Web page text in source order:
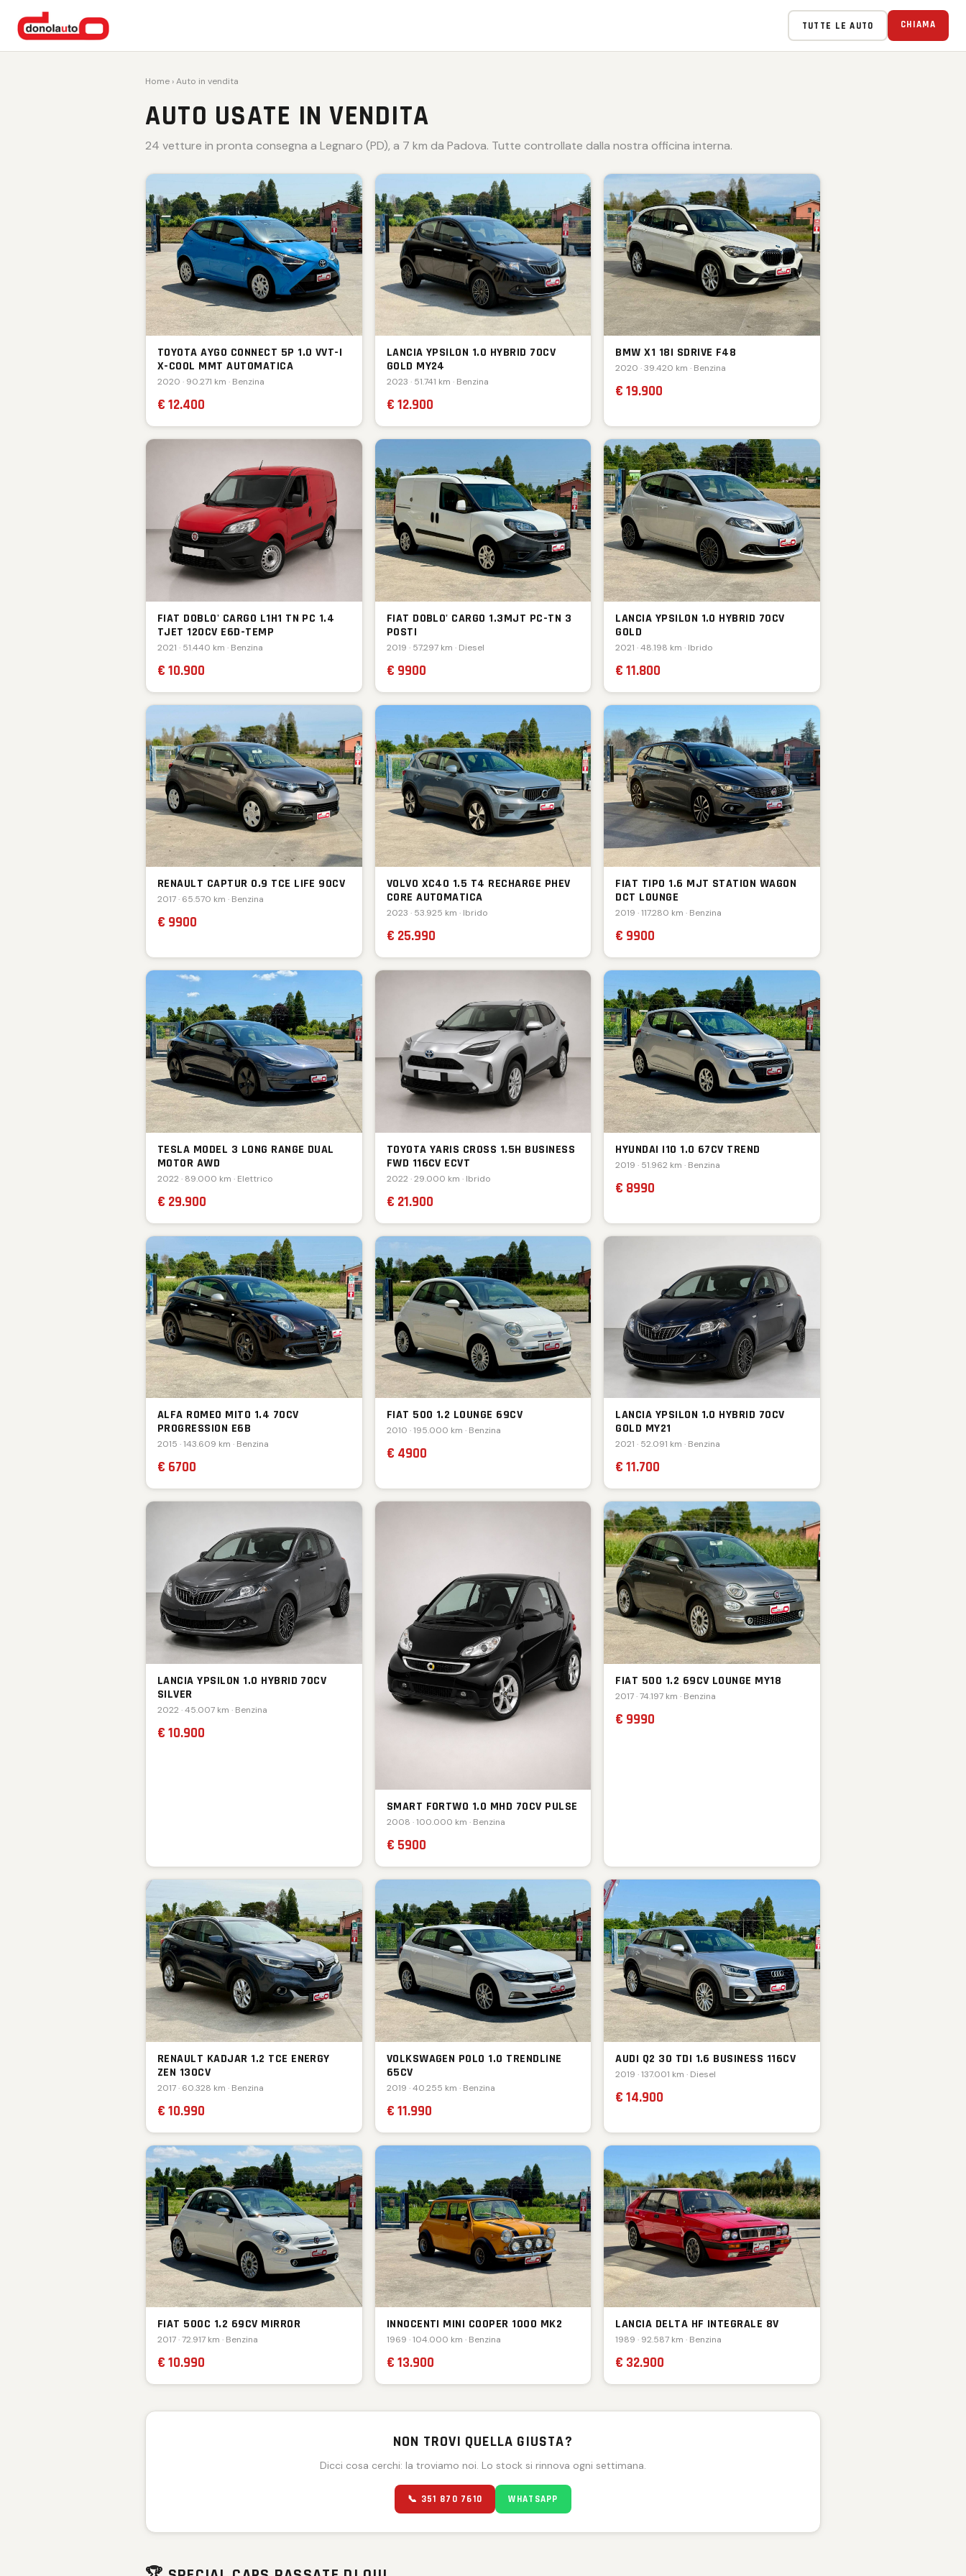
TUTTE LE AUTO CHIAMA
Home › Auto in vendita
AUTO USATE IN VENDITA
24 vetture in pronta consegna a Legnaro (PD), a 7 km da Padova. Tutte controllate dalla nostra officina interna.
TOYOTA AYGO CONNECT 5P 1.0 VVT-I
X-COOL MMT AUTOMATICA
2020 · 90.271 km · Benzina
€ 12.400
LANCIA YPSILON 1.0 HYBRID 70CV
GOLD MY24
2023 · 51.741 km · Benzina
€ 12.900
BMW X1 18I SDRIVE F48
2020 · 39.420 km · Benzina
€ 19.900
FIAT DOBLO' CARGO L1H1 TN PC 1.4
TJET 120CV E6D-TEMP
2021 · 51.440 km · Benzina
€ 10.900
FIAT DOBLO' CARGO 1.3MJT PC-TN 3
POSTI
2019 · 57.297 km · Diesel
€ 9900
LANCIA YPSILON 1.0 HYBRID 70CV
GOLD
2021 · 48.198 km · Ibrido
€ 11.800
RENAULT CAPTUR 0.9 TCE LIFE 90CV
2017 · 65.570 km · Benzina
€ 9900
VOLVO XC40 1.5 T4 RECHARGE PHEV
CORE AUTOMATICA
2023 · 53.925 km · Ibrido
€ 25.990
FIAT TIPO 1.6 MJT STATION WAGON
DCT LOUNGE
2019 · 117.280 km · Benzina
€ 9900
TESLA MODEL 3 LONG RANGE DUAL
MOTOR AWD
2022 · 89.000 km · Elettrico
€ 29.900
TOYOTA YARIS CROSS 1.5H BUSINESS
FWD 116CV ECVT
2022 · 29.000 km · Ibrido
€ 21.900
HYUNDAI I10 1.0 67CV TREND
2019 · 51.962 km · Benzina
€ 8990
ALFA ROMEO MITO 1.4 70CV
PROGRESSION E6B
2015 · 143.609 km · Benzina
€ 6700
FIAT 500 1.2 LOUNGE 69CV
2010 · 195.000 km · Benzina
€ 4900
LANCIA YPSILON 1.0 HYBRID 70CV
GOLD MY21
2021 · 52.091 km · Benzina
€ 11.700
LANCIA YPSILON 1.0 HYBRID 70CV
SILVER
2022 · 45.007 km · Benzina
€ 10.900
SMART FORTWO 1.0 MHD 70CV PULSE
2008 · 100.000 km · Benzina
€ 5900
FIAT 500 1.2 69CV LOUNGE MY18
2017 · 74.197 km · Benzina
€ 9990
RENAULT KADJAR 1.2 TCE ENERGY
ZEN 130CV
2017 · 60.328 km · Benzina
€ 10.990
VOLKSWAGEN POLO 1.0 TRENDLINE
65CV
2019 · 40.255 km · Benzina
€ 11.990
AUDI Q2 30 TDI 1.6 BUSINESS 116CV
2019 · 137.001 km · Diesel
€ 14.900
FIAT 500C 1.2 69CV MIRROR
2017 · 72.917 km · Benzina
€ 10.990
INNOCENTI MINI COOPER 1000 MK2
1969 · 104.000 km · Benzina
€ 13.900
LANCIA DELTA HF INTEGRALE 8V
1989 · 92.587 km · Benzina
€ 32.900
NON TROVI QUELLA GIUSTA?
Dicci cosa cerchi: la troviamo noi. Lo stock si rinnova ogni settimana.
📞 351 870 7610 WHATSAPP
VENDUTA 🏁
VENDUTA 🏁
VENDUTA 🏁
VENDUTA 🏁
VENDUTA 🏁